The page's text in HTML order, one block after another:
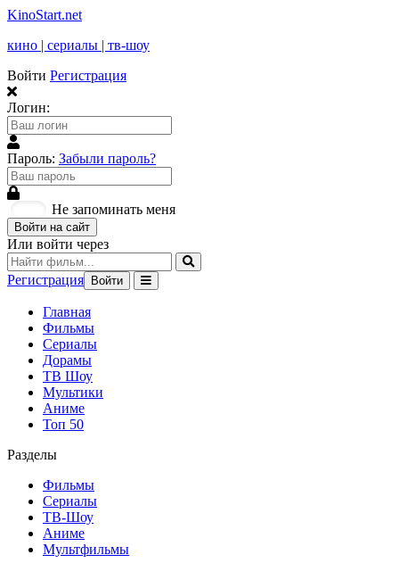
KinoStart.net
кино | сериалы | тв-шоу
Войти Регистрация
Логин:
Пароль: Забыли пароль?
Не запоминать меня
Войти на сайт
Или войти через
Регистрация Войти
Главная
Фильмы
Сериалы
Дорамы
ТВ Шоу
Мультики
Аниме
Топ 50
Разделы
Фильмы
Сериалы
ТВ-Шоу
Аниме
Мультфильмы